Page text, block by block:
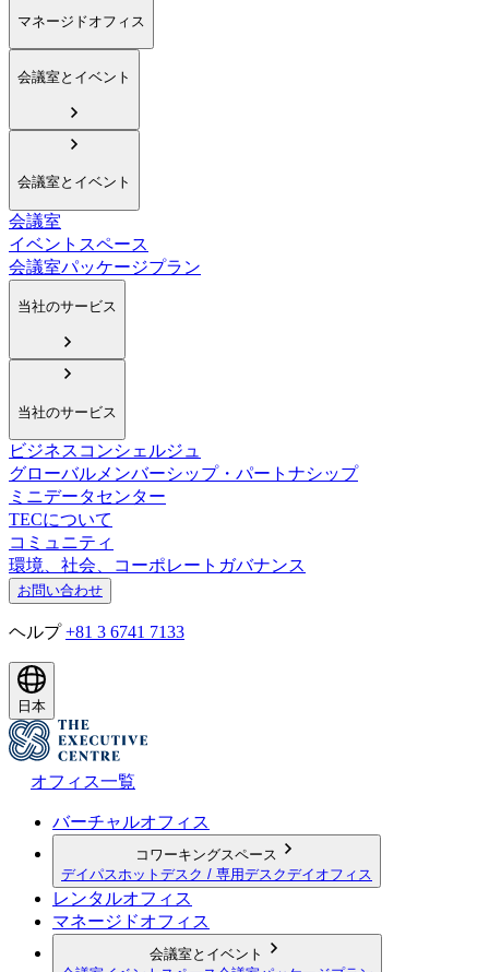
マネージドオフィス
会議室とイベント
会議室とイベント
会議室
イベントスペース
会議室パッケージプラン
当社のサービス
当社のサービス
ビジネスコンシェルジュ
グローバルメンバーシップ・パートナシップ
ミニデータセンター
TECについて
コミュニティ
環境、社会、コーポレートガバナンス
お問い合わせ
ヘルプ +81 3 6741 7133
日本
オフィス一覧
バーチャルオフィス
コワーキングスペース
デイパス ホットデスク / 専用デスクデイオフィス
レンタルオフィス
マネージドオフィス
会議室とイベント